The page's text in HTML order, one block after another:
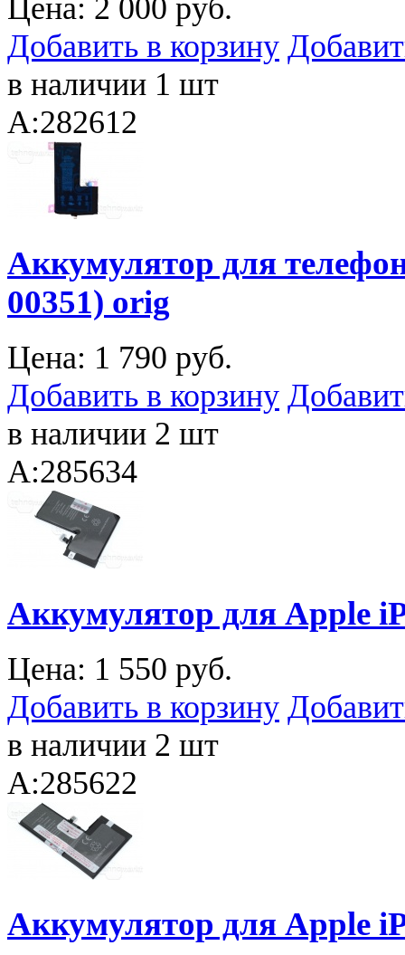
Цена: 2 000 руб.
Добавить в корзину
в наличии 1 шт
A:282612
Аккумулятор для
00351) orig
Цена: 1 790 руб.
Добавить в корзину
в наличии 2 шт
A:285634
Аккумулятор для Apple
Цена: 1 550 руб.
Добавить в корзину
в наличии 2 шт
A:285622
Аккумулятор для Apple